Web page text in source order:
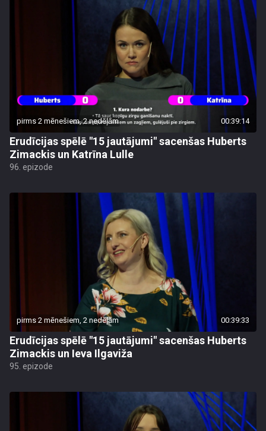
pirms 2 mēnešiem, 2 nedēļām 00:39:14
Erudīcijas spēlē "15 jautājumi" sacenšas Huberts
Zimackis un Katrīna Lulle
96. epizode
pirms 2 mēnešiem, 2 nedēļām 00:39:33
Erudīcijas spēlē "15 jautājumi" sacenšas Huberts
Zimackis un Ieva Ilgaviža
95. epizode